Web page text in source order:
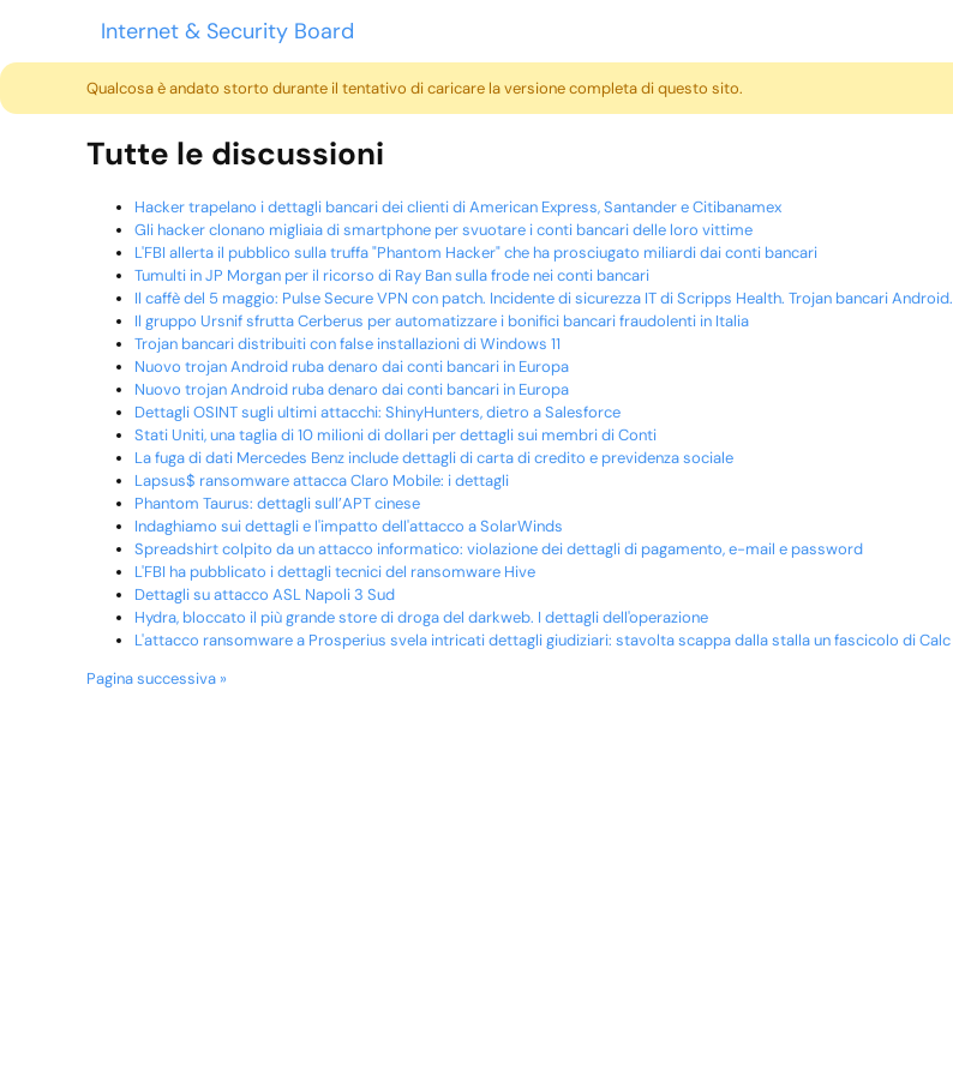
Internet & Security Board
Qualcosa è andato storto durante il tentativo di caricare la versione completa di questo sito.
Tutte le discussioni
Hacker trapelano i dettagli bancari dei clienti di American Express, Santander e Citibanamex
Gli hacker clonano migliaia di smartphone per svuotare i conti bancari delle loro vittime
L'FBI allerta il pubblico sulla truffa "Phantom Hacker" che ha prosciugato miliardi dai conti bancari
Tumulti in JP Morgan per il ricorso di Ray Ban sulla frode nei conti bancari
Il caffè del 5 maggio: Pulse Secure VPN con patch. Incidente di sicurezza IT di Scripps Health. Trojan bancari Android.
Il gruppo Ursnif sfrutta Cerberus per automatizzare i bonifici bancari fraudolenti in Italia
Trojan bancari distribuiti con false installazioni di Windows 11
Nuovo trojan Android ruba denaro dai conti bancari in Europa
Nuovo trojan Android ruba denaro dai conti bancari in Europa
Dettagli OSINT sugli ultimi attacchi: ShinyHunters, dietro a Salesforce
Stati Uniti, una taglia di 10 milioni di dollari per dettagli sui membri di Conti
La fuga di dati Mercedes Benz include dettagli di carta di credito e previdenza sociale
Lapsus$ ransomware attacca Claro Mobile: i dettagli
Phantom Taurus: dettagli sull’APT cinese
Indaghiamo sui dettagli e l'impatto dell'attacco a SolarWinds
Spreadshirt colpito da un attacco informatico: violazione dei dettagli di pagamento, e-mail e password
L'FBI ha pubblicato i dettagli tecnici del ransomware Hive
Dettagli su attacco ASL Napoli 3 Sud
Hydra, bloccato il più grande store di droga del darkweb. I dettagli dell'operazione
L'attacco ransomware a Prosperius svela intricati dettagli giudiziari: stavolta scappa dalla stalla un fascicolo di Calc
Pagina successiva »